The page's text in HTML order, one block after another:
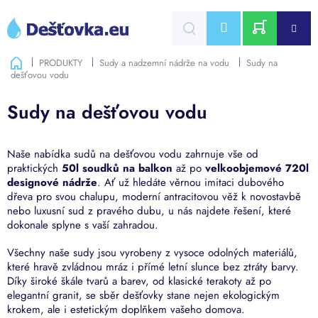
obsah
CZK
NÁKUPNÍ
DomůPRODUKTY Sudy a nadzemní nádrže na vodu
Sudy na
dešťovou vodu
Sudy na dešťovou vodu
Naše nabídka sudů na dešťovou vodu zahrnuje vše od
praktických 50l soudků na balkon až po velkoobjemové 720l
designové nádrže. Ať už hledáte věrnou imitaci dubového
dřeva pro svou chalupu, moderní antracitovou věž k novostavbě
nebo luxusní sud z pravého dubu, u nás najdete řešení, které
dokonale splyne s vaší zahradou.
Všechny naše sudy jsou vyrobeny z vysoce odolných materiálů,
které hravě zvládnou mráz i přímé letní slunce bez ztráty barvy.
Díky široké škále tvarů a barev, od klasické terakoty až po
elegantní granit, se sběr dešťovky stane nejen ekologickým
krokem, ale i estetickým doplňkem vašeho domova.